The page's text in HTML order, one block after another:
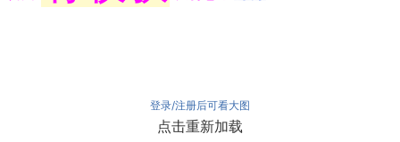
登录/注册后可看大图
点击重新加载